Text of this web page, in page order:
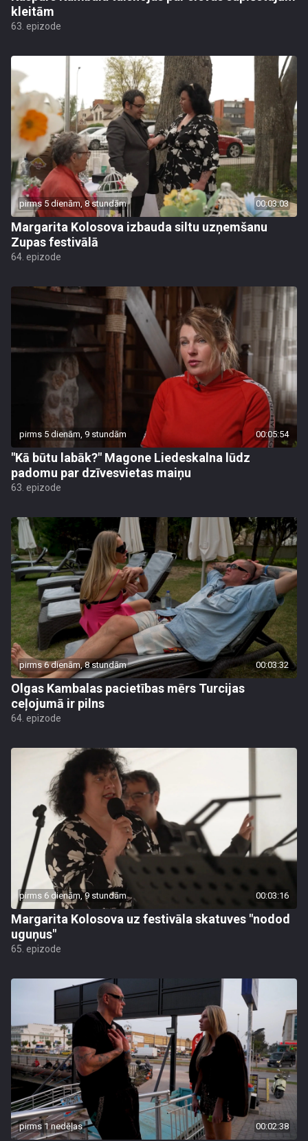
kleitām
63. epizode
pirms 5 dienām, 8 stundām 00:03:03
Margarita Kolosova izbauda siltu uzņemšanu
Zupas festivālā
64. epizode
pirms 5 dienām, 9 stundām 00:05:54
"Kā būtu labāk?" Magone Liedeskalna lūdz
padomu par dzīvesvietas maiņu
63. epizode
pirms 6 dienām, 8 stundām 00:03:32
Olgas Kambalas pacietības mērs Turcijas
ceļojumā ir pilns
64. epizode
pirms 6 dienām, 9 stundām 00:03:16
Margarita Kolosova uz festivāla skatuves "nodod
uguņus"
65. epizode
pirms 1 nedēļas 00:02:38